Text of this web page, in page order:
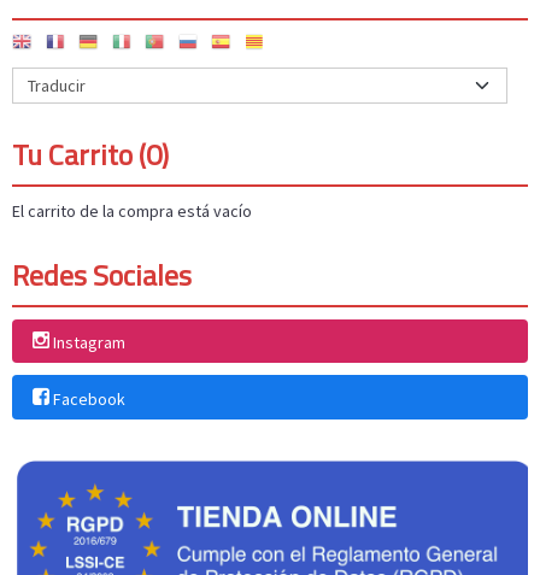
Tu Carrito (0)
El carrito de la compra está vacío
Redes Sociales
Instagram
Facebook